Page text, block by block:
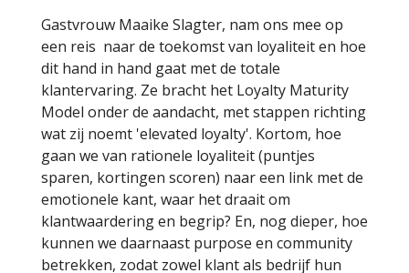
Gastvrouw Maaike Slagter, nam ons mee op
een reis naar de toekomst van loyaliteit en hoe
dit hand in hand gaat met de totale
klantervaring. Ze bracht het Loyalty Maturity
Model onder de aandacht, met stappen richting
wat zij noemt 'elevated loyalty'. Kortom, hoe
gaan we van rationele loyaliteit (puntjes
sparen, kortingen scoren) naar een link met de
emotionele kant, waar het draait om
klantwaardering en begrip? En, nog dieper, hoe
kunnen we daarnaast purpose en community
betrekken, zodat zowel klant als bedrijf hun